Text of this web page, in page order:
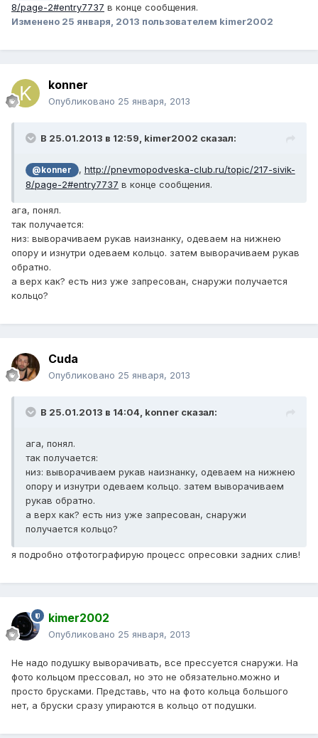
8/page-2#entry7737 в конце сообщения.
Изменено 25 января, 2013 пользователем kimer2002
konner
Опубликовано 25 января, 2013
В 25.01.2013 в 12:59, kimer2002 сказал:
@konner , http://pnevmopodveska-club.ru/topic/217-sivik-
8/page-2#entry7737 в конце сообщения.
ага, понял.
так получается:
низ: выворачиваем рукав наизнанку, одеваем на нижнею
опору и изнутри одеваем кольцо. затем выворачиваем рукав
обратно.
а верх как? есть низ уже запресован, снаружи получается
кольцо?
Cuda
Опубликовано 25 января, 2013
В 25.01.2013 в 14:04, konner сказал:
ага, понял.
так получается:
низ: выворачиваем рукав наизнанку, одеваем на нижнею
опору и изнутри одеваем кольцо. затем выворачиваем
рукав обратно.
а верх как? есть низ уже запресован, снаружи
получается кольцо?
я подробно отфотографирую процесс опресовки задних слив!
kimer2002
Опубликовано 25 января, 2013
Не надо подушку выворачивать, все прессуется снаружи. На
фото кольцом прессовал, но это не обязательно.можно и
просто брусками. Представь, что на фото кольца большого
нет, а бруски сразу упираются в кольцо от подушки.